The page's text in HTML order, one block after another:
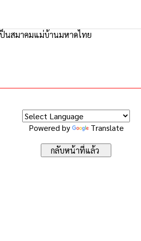
นสมาคมแม่บ้านมหาดไทย
Powered by Translate